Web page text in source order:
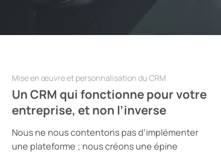
Mise en œuvre et personnalisation du CRM
Un CRM qui fonctionne pour votre
entreprise, et non l’inverse
Nous ne nous contentons pas d’implémenter
une plateforme ; nous créons une épine